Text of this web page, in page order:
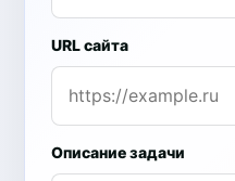
URL сайта
Описание задачи